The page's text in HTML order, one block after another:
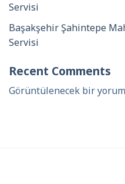
Servisi
Başakşehir Şahintepe
Servisi
Recent Comments
Görüntülenecek bir